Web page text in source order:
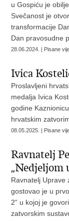
u Gospiću je
Svečanost je
transformacije
Dan pravosudne
28.06.2024. | Pisane
Ivica
Proslavljeni
medalja Ivica
godine
hrvatskim
08.05.2025. | Pisane
Ravnatelj
„Nedjeljom
Ravnatelj Uprave
gostovao je u
2“ u kojoj je
zatvorskim